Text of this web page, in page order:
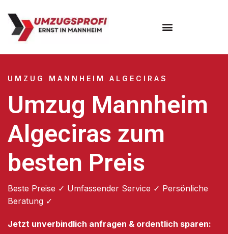
UMZUG MANNHEIM ALGECIRAS
Umzug Mannheim
Algeciras zum
besten Preis
Beste Preise ✓ Umfassender Service ✓ Persönliche
Beratung ✓
Jetzt unverbindlich anfragen & ordentlich sparen: